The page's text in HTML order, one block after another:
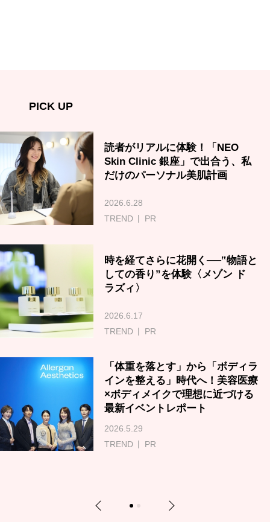
PICK UP
読者がリアルに体験！「NEO
Skin Clinic 銀座」で出合う、私
だけのパーソナル美肌計画
2026.6.28
TREND
PR
時を経てさらに花開く──‟物語と
しての香り”を体験〈メゾン ド
ラズィ〉
2026.6.17
TREND
PR
「体重を落とす」から「ボディラ
インを整える」時代へ！美容医療
×ボディメイクで理想に近づける
最新イベントレポート
2026.5.29
TREND
PR
Previous 1 2 Next